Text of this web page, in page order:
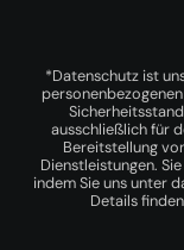
*Datenschutz ist
ausschließlich für
Bereitstellung
Dienstleistungen.
indem Sie uns unter
Details